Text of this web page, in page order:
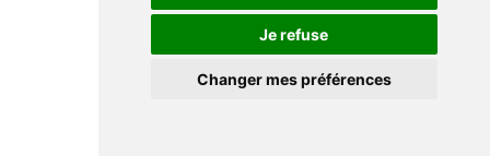
Je refuse
Changer mes préférences